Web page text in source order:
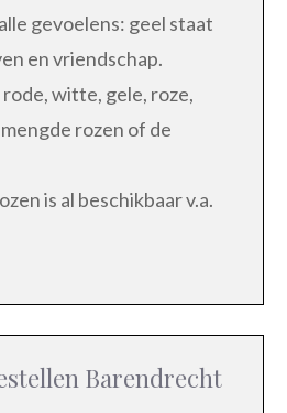
gevoelens: geel staat
en vriendschap.
witte, gele, roze,
rozen of de
is al beschikbaar v.a.
Barendrecht